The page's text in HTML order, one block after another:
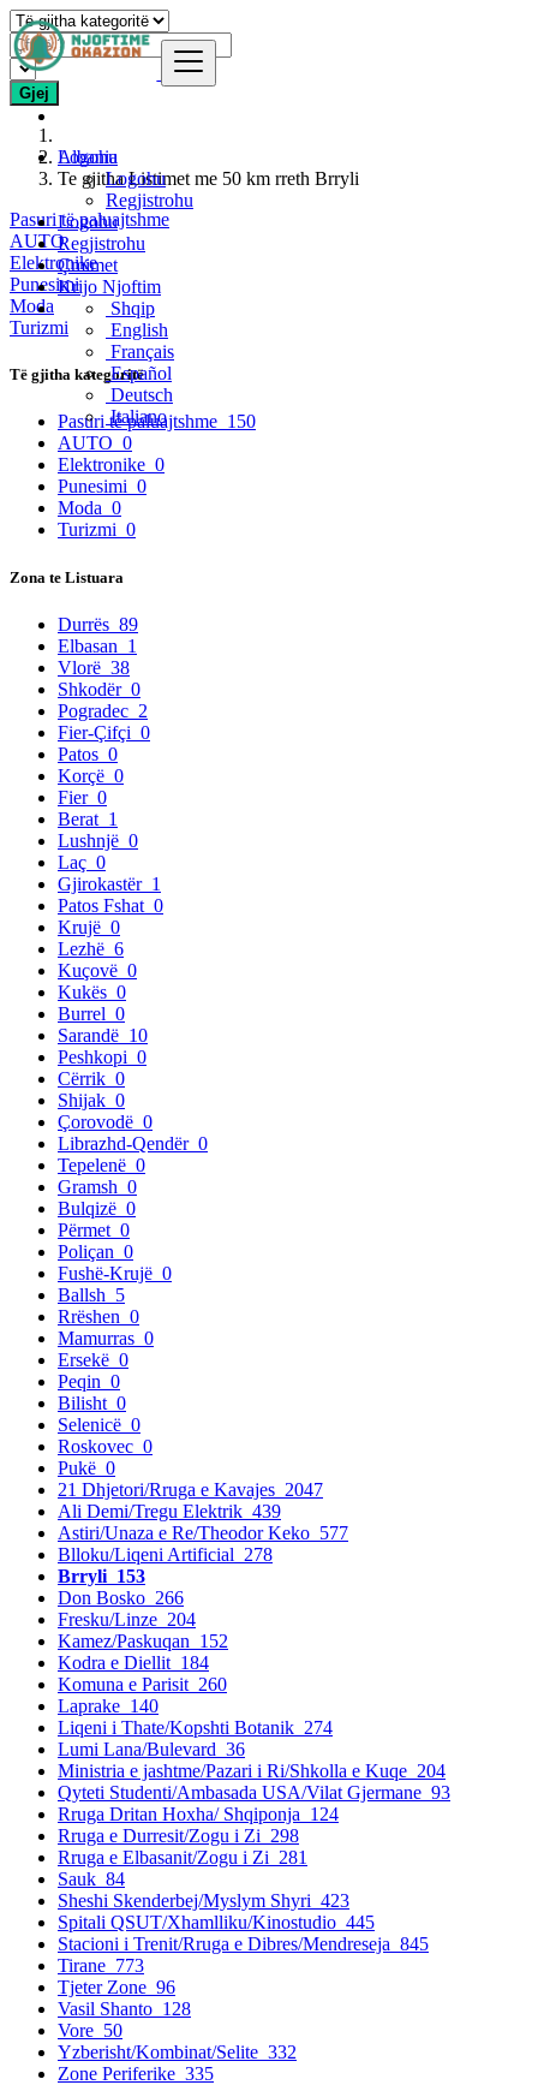
Logohu
Logohu
Regjistrohu
Logohu
Regjistrohu
Çmimet
Krijo Njoftim
Shqip
English
Français
Español
Deutsch
Italiano
Gjej
Albania
Te gjitha Listimet me 50 km rreth Brryli
Pasuri të paluajtshme
AUTO
Elektronike
Punesimi
Moda
Turizmi
Të gjitha kategoritë
Pasuri të paluajtshme 150
AUTO 0
Elektronike 0
Punesimi 0
Moda 0
Turizmi 0
Zona te Listuara
Durrës 89
Elbasan 1
Vlorë 38
Shkodër 0
Pogradec 2
Fier-Çifçi 0
Patos 0
Korçë 0
Fier 0
Berat 1
Lushnjë 0
Laç 0
Gjirokastër 1
Patos Fshat 0
Krujë 0
Lezhë 6
Kuçovë 0
Kukës 0
Burrel 0
Sarandë 10
Peshkopi 0
Cërrik 0
Shijak 0
Çorovodë 0
Librazhd-Qendër 0
Tepelenë 0
Gramsh 0
Bulqizë 0
Përmet 0
Poliçan 0
Fushë-Krujë 0
Ballsh 5
Rrëshen 0
Mamurras 0
Ersekë 0
Peqin 0
Bilisht 0
Selenicë 0
Roskovec 0
Pukë 0
21 Dhjetori/Rruga e Kavajes 2047
Ali Demi/Tregu Elektrik 439
Astiri/Unaza e Re/Theodor Keko 577
Blloku/Liqeni Artificial 278
Brryli 153
Don Bosko 266
Fresku/Linze 204
Kamez/Paskuqan 152
Kodra e Diellit 184
Komuna e Parisit 260
Laprake 140
Liqeni i Thate/Kopshti Botanik 274
Lumi Lana/Bulevard 36
Ministria e jashtme/Pazari i Ri/Shkolla e Kuqe 204
Qyteti Studenti/Ambasada USA/Vilat Gjermane 93
Rruga Dritan Hoxha/ Shqiponja 124
Rruga e Durresit/Zogu i Zi 298
Rruga e Elbasanit/Zogu i Zi 281
Sauk 84
Sheshi Skenderbej/Myslym Shyri 423
Spitali QSUT/Xhamlliku/Kinostudio 445
Stacioni i Trenit/Rruga e Dibres/Mendreseja 845
Tirane 773
Tjeter Zone 96
Vasil Shanto 128
Vore 50
Yzberisht/Kombinat/Selite 332
Zone Periferike 335